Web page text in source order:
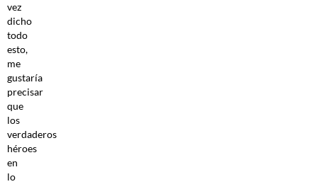
vez
dicho
todo
esto,
me
gustaría
precisar
que
los
verdaderos
héroes
en
lo